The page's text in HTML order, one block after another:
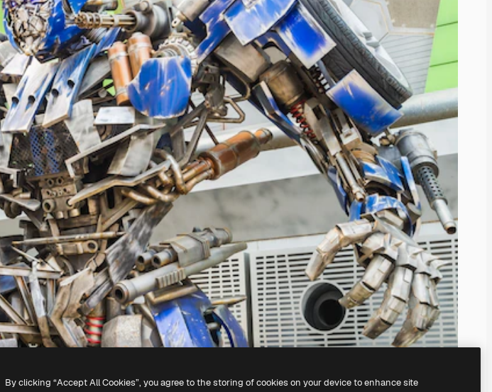
By clicking “Accept All Cookies”, you agree to the storing of cookies on your device to enhance site